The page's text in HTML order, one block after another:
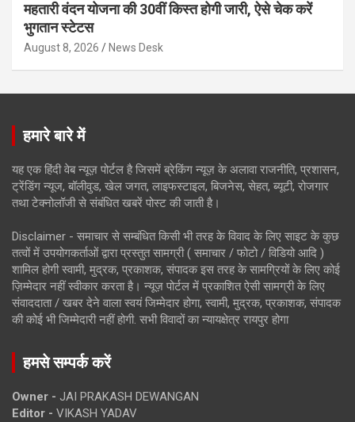
महतारी वंदन योजना की 30वीं किस्त होगी जारी, ऐसे चेक करें
भुगतान स्टेटस
August 8, 2026 News Desk
हमारे बारे में
यह एक हिंदी वेब न्यूज़ पोर्टल है जिसमें ब्रेकिंग न्यूज़ के अलावा राजनीति, प्रशासन,
ट्रेंडिंग न्यूज, बॉलीवुड, खेल जगत, लाइफस्टाइल, बिजनेस, सेहत, ब्यूटी, रोजगार
तथा टेक्नोलॉजी से संबंधित खबरें पोस्ट की जाती है।
Disclaimer - समाचार से सम्बंधित किसी भी तरह के विवाद के लिए साइट के कुछ
तत्वों में उपयोगकर्ताओं द्वारा प्रस्तुत सामग्री ( समाचार / फोटो / विडियो आदि )
शामिल होगी स्वामी, मुद्रक, प्रकाशक, संपादक इस तरह के सामग्रियों के लिए कोई
ज़िम्मेदार नहीं स्वीकार करता है। न्यूज़ पोर्टल में प्रकाशित ऐसी सामग्री के लिए
संवाददाता / खबर देने वाला स्वयं जिम्मेदार होगा, स्वामी, मुद्रक, प्रकाशक, संपादक
की कोई भी जिम्मेदारी नहीं होगी. सभी विवादों का न्यायक्षेत्र रायपुर होगा
हमसे सम्पर्क करें
Owner - JAI PRAKASH DEWANGAN
Editor - VIKASH YADAV